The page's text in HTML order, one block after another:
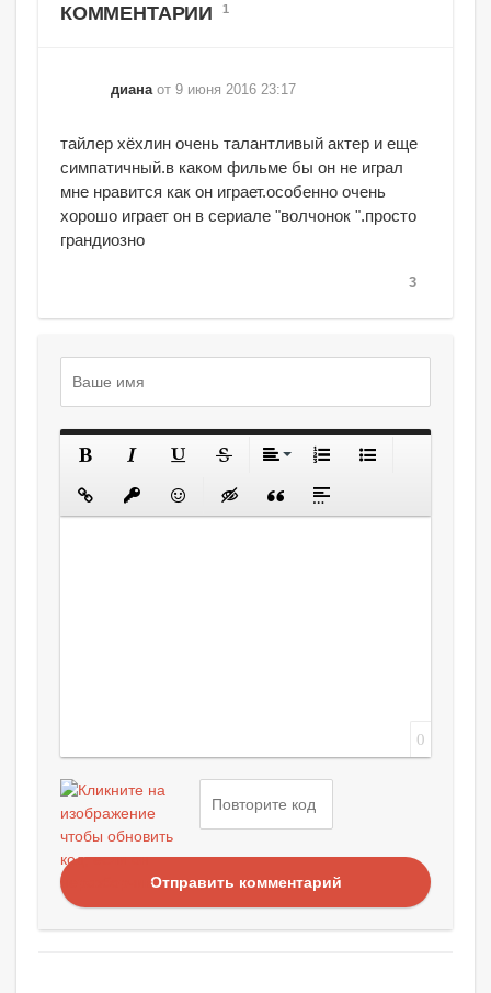
КОММЕНТАРИИ 1
диана от 9 июня 2016 23:17
3
тайлер хёхлин очень талантливый актер и еще
симпатичный.в каком фильме бы он не играл
мне нравится как он играет.особенно очень
хорошо играет он в сериале "волчонок ".просто
грандиозно
0
Отправить комментарий